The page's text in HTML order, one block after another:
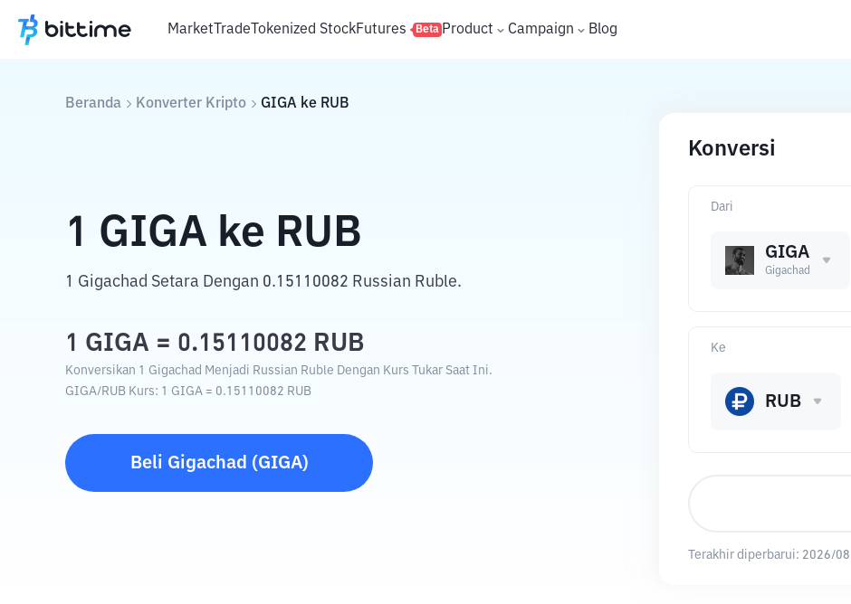
MarketTradeTokenized StockFutures Beta Product Campaign Blog
Beranda Konverter Kripto GIGA ke RUB
1 GIGA ke RUB
1 Gigachad Setara Dengan 0.15110082 Russian Ruble.
1 GIGA = 0.15110082 RUB
Konversikan 1 Gigachad Menjadi Russian Ruble Dengan Kurs Tukar Saat Ini.
GIGA/RUB Kurs: 1 GIGA = 0.15110082 RUB
Beli Gigachad (GIGA)
Konversi
Dari
GIGA
Gigachad
Ke
RUB
Terakhir diperbarui: 2026/